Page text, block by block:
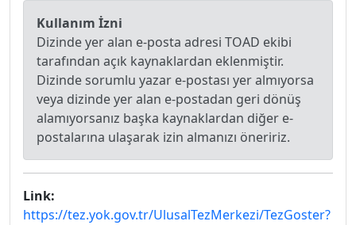
Kullanım İzni
Dizinde yer alan e-posta adresi TOAD ekibi
tarafından açık kaynaklardan eklenmiştir.
Dizinde sorumlu yazar e-postası yer almıyorsa
veya dizinde yer alan e-postadan geri dönüş
alamıyorsanız başka kaynaklardan diğer e-
postalarına ulaşarak izin almanızı öneririz.
Link:
https://tez.yok.gov.tr/UlusalTezMerkezi/TezGoster?